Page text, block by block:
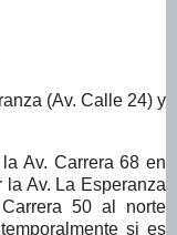
(Av. Calle 24) y
Av. Carrera 68 en
la Av. La Esperanza
50 al norte
si es